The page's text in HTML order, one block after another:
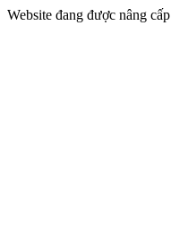
Website đang được nâng cấp